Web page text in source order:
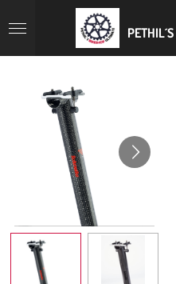
Hauptinhalt
PETHIL´S